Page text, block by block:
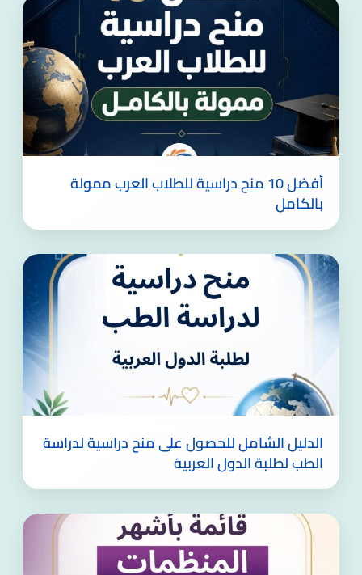
أفضل 10 منح دراسية للطلاب العرب ممولة
بالكامل
الدليل الشامل للحصول على منح دراسية لدراسة
الطب لطلبة الدول العربية